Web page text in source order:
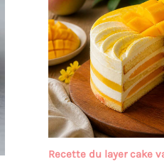
Recette du layer cake